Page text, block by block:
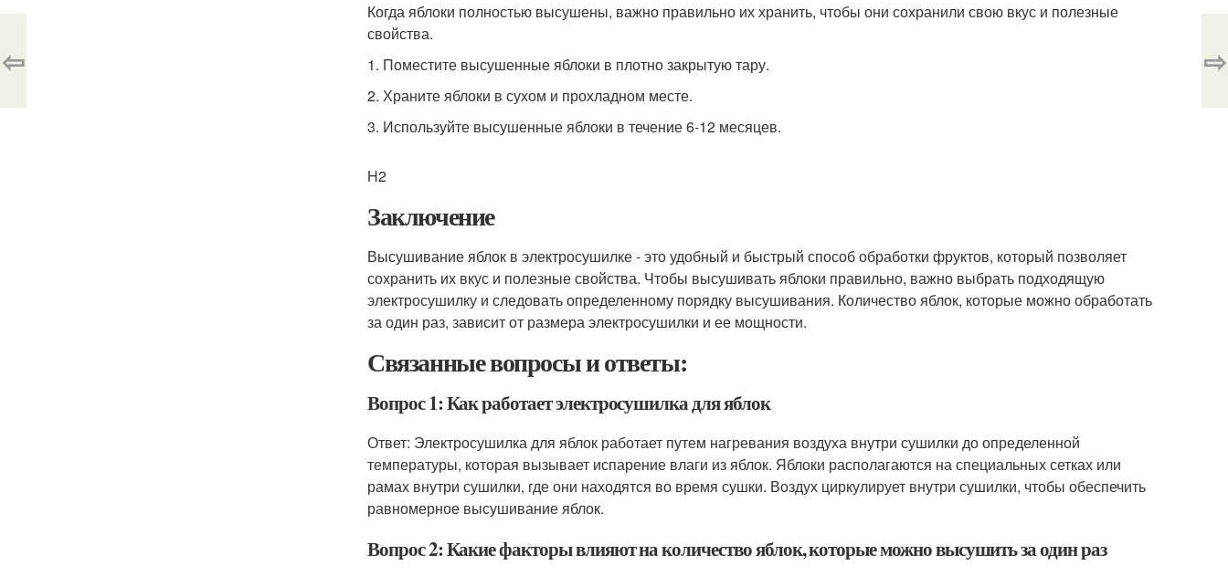
Когда яблоки полностью высушены, важно правильно их хранить, чтобы они сохранили свою вкус и полезные
свойства.
1. Поместите высушенные яблоки в плотно закрытую тару.
2. Храните яблоки в сухом и прохладном месте.
3. Используйте высушенные яблоки в течение 6-12 месяцев.
H2
Заключение
Высушивание яблок в электросушилке - это удобный и быстрый способ обработки фруктов, который позволяет
сохранить их вкус и полезные свойства. Чтобы высушивать яблоки правильно, важно выбрать подходящую
электросушилку и следовать определенному порядку высушивания. Количество яблок, которые можно обработать
за один раз, зависит от размера электросушилки и ее мощности.
Связанные вопросы и ответы:
Вопрос 1: Как работает электросушилка для яблок
Ответ: Электросушилка для яблок работает путем нагревания воздуха внутри сушилки до определенной
температуры, которая вызывает испарение влаги из яблок. Яблоки располагаются на специальных сетках или
рамах внутри сушилки, где они находятся во время сушки. Воздух циркулирует внутри сушилки, чтобы обеспечить
равномерное высушивание яблок.
Вопрос 2: Какие факторы влияют на количество яблок, которые можно высушить за один раз
⇦ ⇨